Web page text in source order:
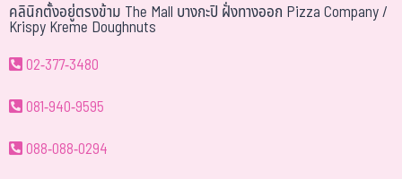
คลินิกตั้งอยู่ตรงข้าม The Mall บางกะปิ ฝั่งทางออก Pizza Company /
Krispy Kreme Doughnuts
02-377-3480
081-940-9595
088-088-0294